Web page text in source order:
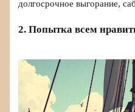
долгосрочное выгорание,
2. Попытка всем